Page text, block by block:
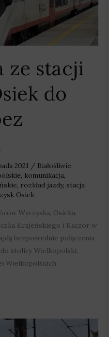
ze stacji
do
2021 / Białośliwie,
, komunikacja,
, rozkład jazdy, stacja
Osiek
Wyrzyska, Osieka,
Krajeńskiego i Kaczor w
bezpośrednie połączenia
stolicy Wielkopolski.
Wielkopolskich.